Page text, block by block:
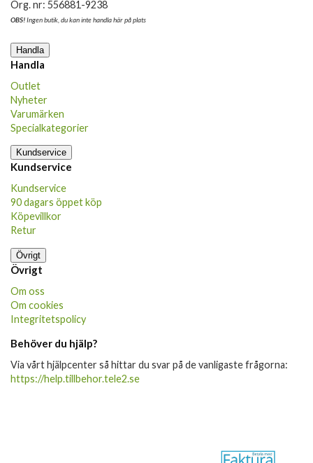
Org. nr: 556881-9238
OBS!Ingen butik, du kan inte handla här på plats
Handla
Handla
Outlet
Nyheter
Varumärken
Specialkategorier
Kundservice
Kundservice
Kundservice
90 dagars öppet köp
Köpevillkor
Retur
Övrigt
Övrigt
Om oss
Om cookies
Integritetspolicy
Behöver du hjälp?
Via vårt hjälpcenter så hittar du svar på de vanligaste frågorna:
https://help.tillbehor.tele2.se